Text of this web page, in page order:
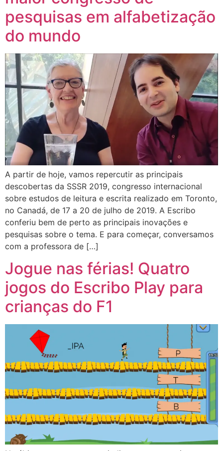
pesquisas em alfabetização
do mundo
A partir de hoje, vamos repercutir as principais
descobertas da SSSR 2019, congresso internacional
sobre estudos de leitura e escrita realizado em Toronto,
no Canadá, de 17 a 20 de julho de 2019. A Escribo
conferiu bem de perto as principais inovações e
pesquisas sobre o tema. E para começar, conversamos
com a professora de […]
Jogue nas férias! Quatro
jogos do Escribo Play para
crianças do F1